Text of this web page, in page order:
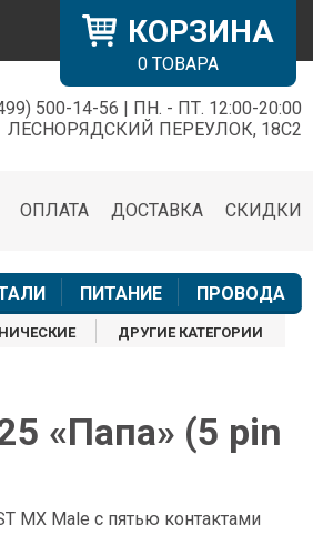
КОРЗИНА
0 ТОВАРА
500-14-56 | ПН. - ПТ. 12:00-20:00
ЛЕСНОРЯДСКИЙ ПЕРЕУЛОК, 18С2
СКИДКИ
ДОСТАВКА
ОПЛАТА
ПИТАНИЕ ПРОВОДА
ДРУГИЕ КАТЕГОРИИ
«Папа» (5 pin
MX Male с пятью контактами